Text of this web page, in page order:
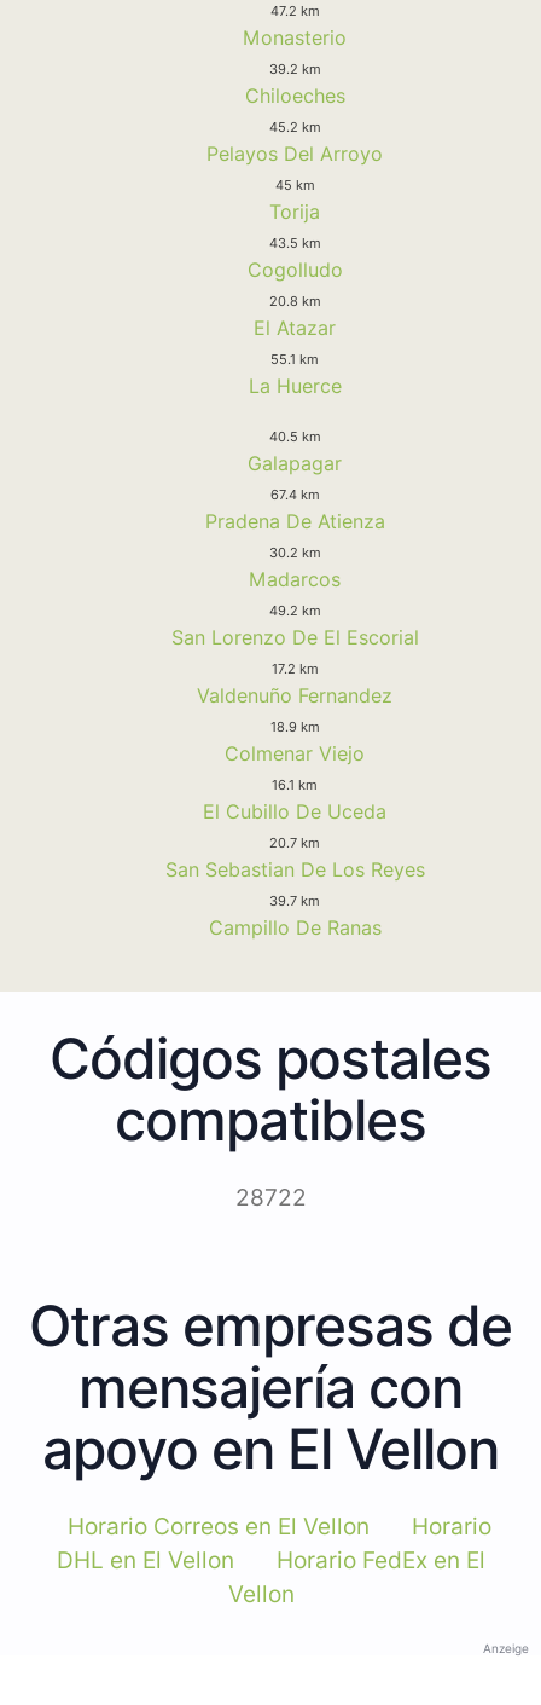
47.2 km
Monasterio
39.2 km
Chiloeches
45.2 km
Pelayos Del Arroyo
45 km
Torija
43.5 km
Cogolludo
20.8 km
El Atazar
55.1 km
La Huerce
40.5 km
Galapagar
67.4 km
Pradena De Atienza
30.2 km
Madarcos
49.2 km
San Lorenzo De El Escorial
17.2 km
Valdenuño Fernandez
18.9 km
Colmenar Viejo
16.1 km
El Cubillo De Uceda
20.7 km
San Sebastian De Los Reyes
39.7 km
Campillo De Ranas
Códigos postales
compatibles
28722
Otras empresas de
mensajería con
apoyo en El Vellon
Horario Correos en El Vellon
Horario
DHL en El Vellon
Horario FedEx en El
Vellon
Anzeige